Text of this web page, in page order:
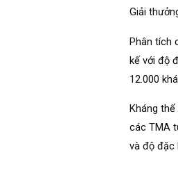
Giải
Phân tích
kế với độ
12.000
Kháng
các TMA
và độ đặc